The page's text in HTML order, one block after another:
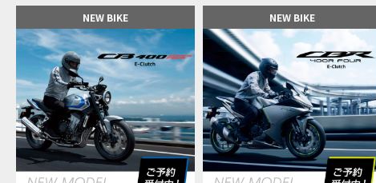
MOVIE 【カ
MOVIE 【新型
MOVIE 【納車
三重県
MOVIE 【速報
MOVIE 【女子
NEW BIKE スー
MOVIE 【
CAMPAIGN 三重
NEW BIKE NEW BIKE